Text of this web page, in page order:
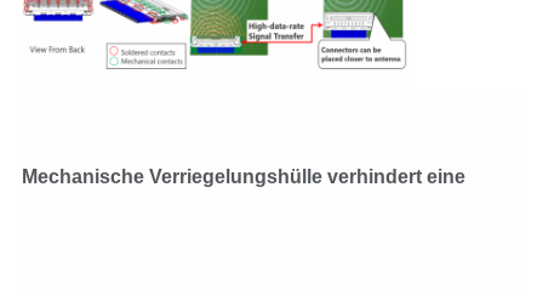
Mechanische Verriegelungshülle verhindert eine